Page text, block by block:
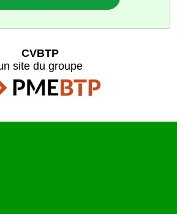
CVBTP
site du groupe